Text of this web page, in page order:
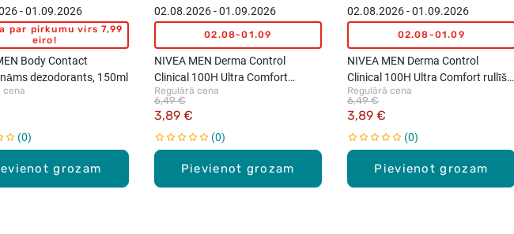
grozam
- 01.09.2026
par pirkumu virs 7,99
eiro!
Body Contact
dezodorants, 150ml
cena
0
Pievienot grozam
02.08.2026 - 01.09.2026
02.08-01.09
NIVEA MEN Derma Control
Clinical 100H Ultra Comfort
antiperspirants-zīmulis vīriešiem,
50ml
Regulārā cena
3,89 €
6,49 €
0
Pievienot grozam
02.08.2026 - 01.09.2026
02.08-01.09
NIVEA MEN Derma Control
Clinical 100H Ultra Comfort rullīša
antiperspirants vīriešiem, 50ml
Regulārā cena
3,89 €
6,49 €
0